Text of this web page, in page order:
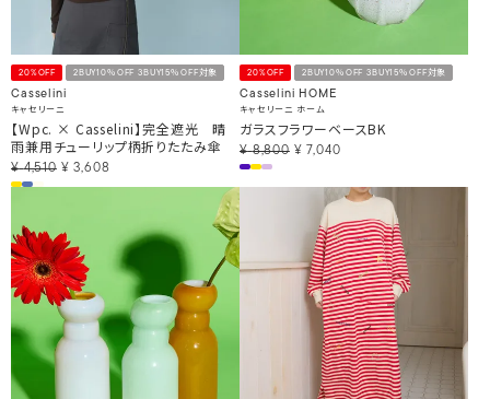
20%OFF 2BUY10％OFF 3BUY15％OFF対象
Casselini
キャセリーニ
【Wpc. × Casselini】完全遮光 晴
雨兼用チューリップ柄折りたたみ傘
¥ 4,510 ¥ 3,608
20%OFF 2BUY10％OFF 3BUY15％OFF対象
Casselini HOME
キャセリーニ ホーム
ガラスフラワーベースBK
¥ 8,800 ¥ 7,040